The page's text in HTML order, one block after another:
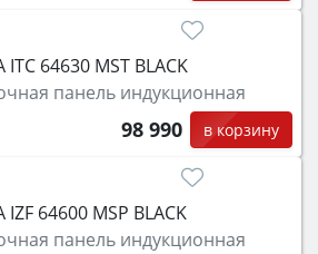
ITC 64630 MST BLACK
панель индукционная
98 990 в корзину
IZF 64600 MSP BLACK
панель индукционная